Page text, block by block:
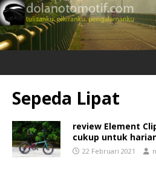
Sepeda Lipat
review Element
cukup untuk
22 Februari 2021